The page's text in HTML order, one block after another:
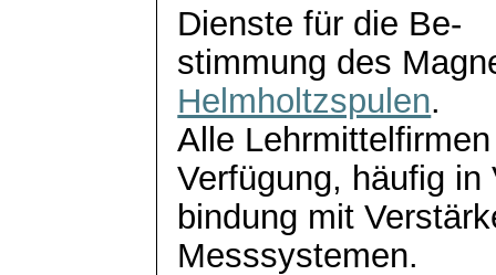
Dienste für die Be-
stimmung des
Helmholtzspulen.
Alle
Verfügung, häufig in
bindung mit
Messsystemen.